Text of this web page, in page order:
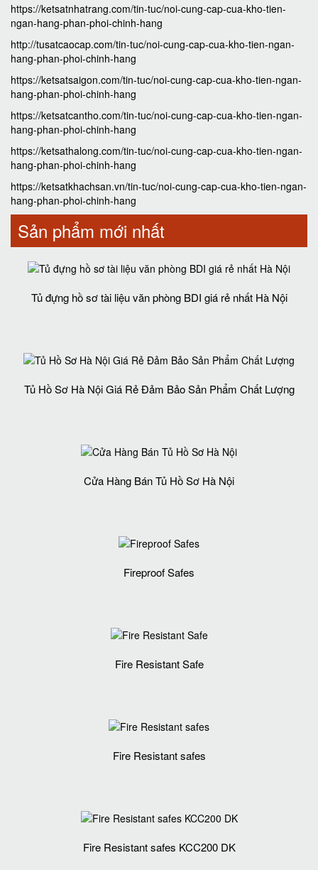
https://ketsatnhatrang.com/tin-tuc/noi-cung-cap-cua-kho-tien-
ngan-hang-phan-phoi-chinh-hang
http://tusatcaocap.com/tin-tuc/noi-cung-cap-cua-kho-tien-ngan-
hang-phan-phoi-chinh-hang
https://ketsatsaigon.com/tin-tuc/noi-cung-cap-cua-kho-tien-ngan-
hang-phan-phoi-chinh-hang
https://ketsatcantho.com/tin-tuc/noi-cung-cap-cua-kho-tien-ngan-
hang-phan-phoi-chinh-hang
https://ketsathalong.com/tin-tuc/noi-cung-cap-cua-kho-tien-ngan-
hang-phan-phoi-chinh-hang
https://ketsatkhachsan.vn/tin-tuc/noi-cung-cap-cua-kho-tien-ngan-
hang-phan-phoi-chinh-hang
Sản phẩm mới nhất
Tủ đựng hồ sơ tài liệu văn phòng BDI giá rẻ nhất Hà Nội
Tủ Hồ Sơ Hà Nội Giá Rẻ Đảm Bảo Sản Phẩm Chất Lượng‎
Cửa Hàng Bán Tủ Hồ Sơ Hà Nội
Fireproof Safes
Fire Resistant Safe
Fire Resistant safes
Fire Resistant safes KCC200 DK